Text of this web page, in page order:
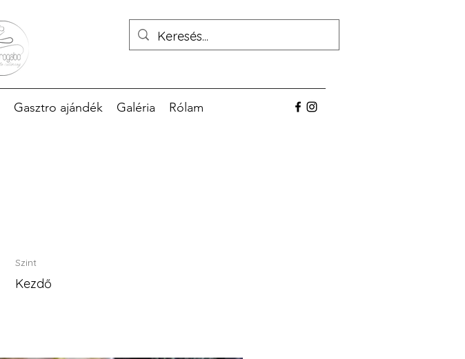
Gasztro ajándék Galéria Rólam
Szint
Kezdő